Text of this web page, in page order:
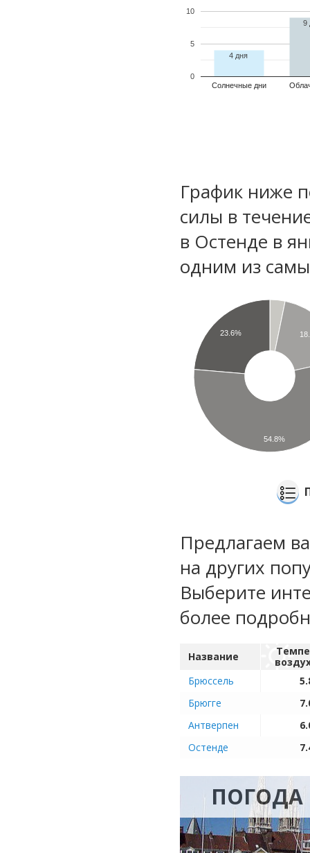
Солнечные дни
0
5
10
4 дня
9
График ниже
силы в
в Остенде в
одним из
23.6%
54.8%
Предлагаем
на других
Выберите
более
Название
Брюссель
Брюгге
Антверпен
Остенде
ПОГОДА